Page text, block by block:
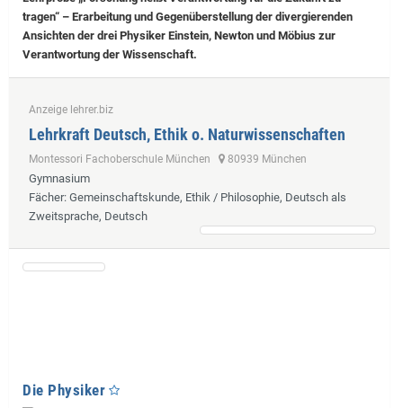
tragen“ – Erarbeitung und Gegenüberstellung der divergierenden
Ansichten der drei Physiker Einstein, Newton und Möbius zur
Verantwortung der Wissenschaft.
Anzeige lehrer.biz
Lehrkraft Deutsch, Ethik o. Naturwissenschaften
Montessori Fachoberschule München 80939 München
Gymnasium
Fächer: Gemeinschaftskunde, Ethik / Philosophie, Deutsch als
Zweitsprache, Deutsch
Die Physiker